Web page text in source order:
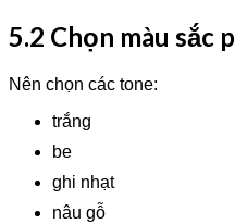
5.2 Chọn màu sắc
Nên chọn các tone:
trắng
be
ghi nhạt
nâu gỗ